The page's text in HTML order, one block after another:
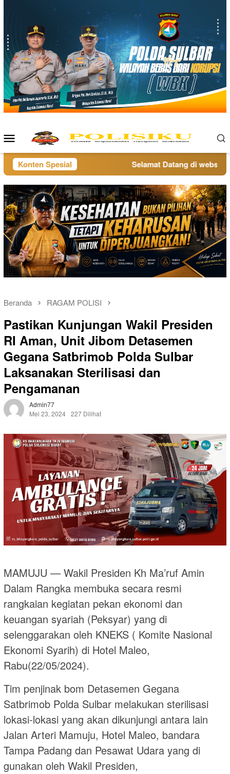
Menu
Mobile
Konten Spesial Selamat Datang di website
Beranda RAGAM POLISI
Pastikan Kunjungan Wakil Presiden
RI Aman, Unit Jibom Detasemen
Gegana Satbrimob Polda Sulbar
Laksanakan Sterilisasi dan
Pengamanan
Admin77
Mei 23, 2024 227 Dilihat
MAMUJU — Wakil Presiden Kh Ma’ruf Amin
Dalam Rangka membuka secara resmi
rangkaian kegiatan pekan ekonomi dan
keuangan syariah (Peksyar) yang di
selenggarakan oleh KNEKS ( Komite Nasional
Ekonomi Syarih) di Hotel Maleo,
Rabu(22/05/2024).
Tim penjinak bom Detasemen Gegana
Satbrimob Polda Sulbar melakukan sterilisasi
lokasi-lokasi yang akan dikunjungi antara lain
Jalan Arteri Mamuju, Hotel Maleo, bandara
Tampa Padang dan Pesawat Udara yang di
gunakan oleh Wakil Presiden,